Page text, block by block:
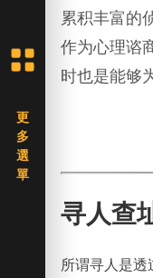
累积丰富的
作为心理谘
时也是能够
寻人查
所谓寻人是透